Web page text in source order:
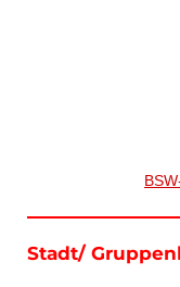
Stadt/